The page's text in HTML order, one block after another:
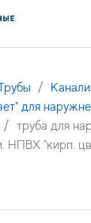
для
труба для
НПВХ "кирп.